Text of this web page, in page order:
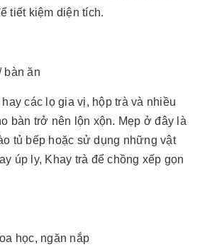
tiết kiệm diện tích.
bàn ăn
các lọ gia vị, hộp trà và nhiều
bàn trở nên lộn xộn. Mẹp ở đây là
tủ bếp hoặc sử dụng những vật
úp ly, Khay trà để chồng xếp gọn
học, ngăn nắp